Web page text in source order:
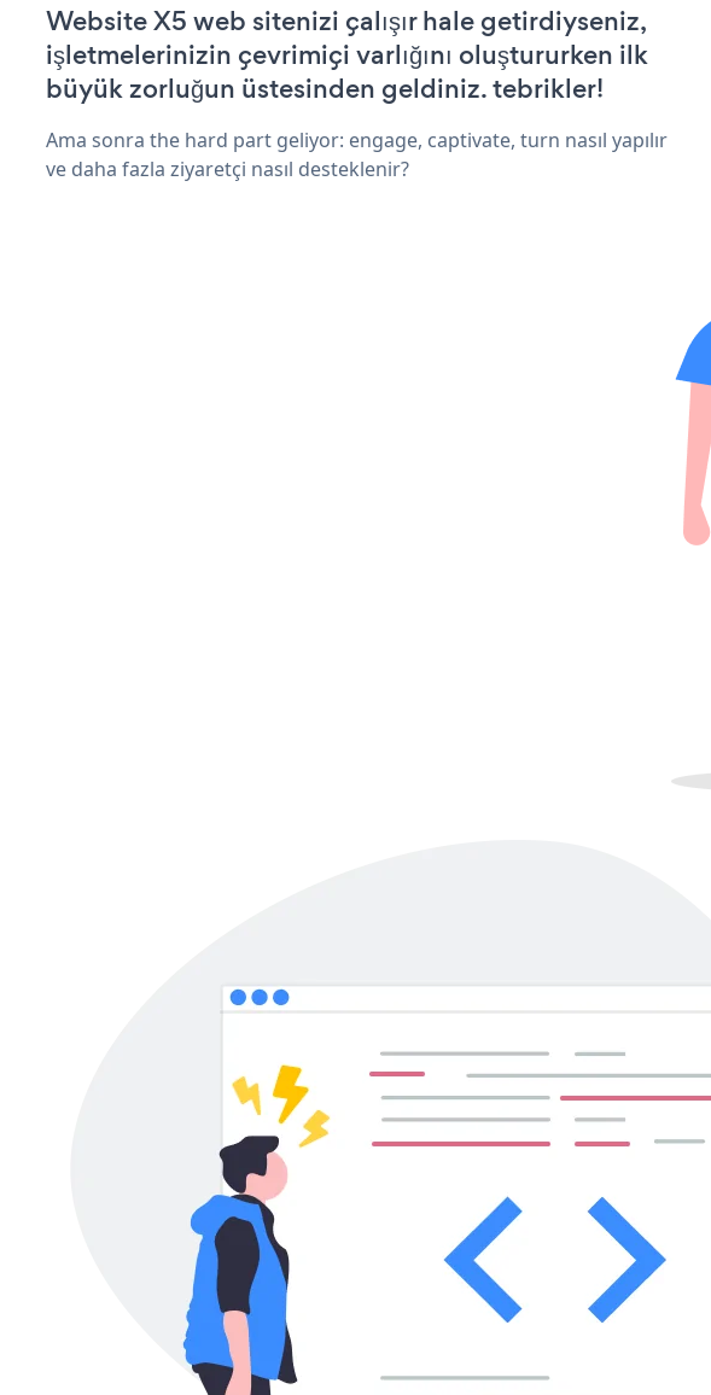
Website X5 web sitenizi çalışır hale getirdiyseniz,
işletmelerinizin çevrimiçi varlığını oluştururken ilk
büyük zorluğun üstesinden geldiniz. tebrikler!
Ama sonra the hard part geliyor: engage, captivate, turn nasıl yapılır
ve daha fazla ziyaretçi nasıl desteklenir?